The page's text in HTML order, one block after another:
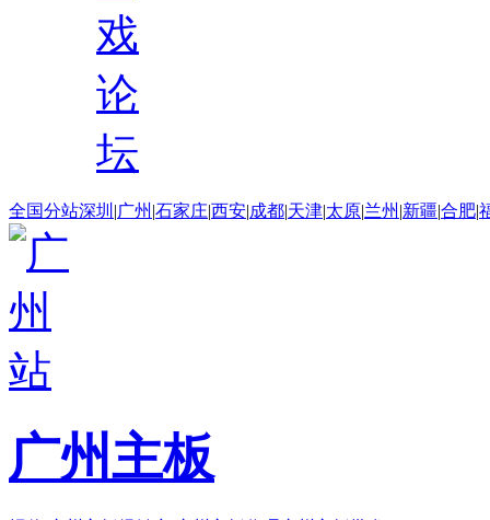
戏
论
坛
全国分站深圳 |广州 |石家庄|西安|成都|天津|太原|兰州 |新疆|合肥|
广州主板